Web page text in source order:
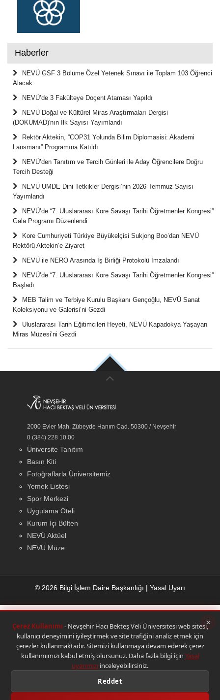
×
Çerez Kullanımı - Nevşehir Hacı Bekteş Veli Üniversitesi web sitesi,
kullanıcı deneyimini iyileştirmek ve site trafiğini analiz etmek için
çerezler kullanmaktadır. Sitemizi kullanmaya devam ederek çerez
kullanımımızı kabul etmiş olursunuz. Daha fazla bilgi için Yasal
uyarımızı inceleyebilirsiniz.
Reddet
Haberler
NEVÜ GSF 3 Bölüme Özel Yetenek Sınavı ile Toplam 103 Öğrenci
Alacak
NEVÜ’de 3 Fakülteye Doçent Ataması Yapıldı
NEVÜ Doğal ve Kültürel Miras Araştırmaları Dergisi
(DOKUMAD)'nın İlk Sayısı Yayımlandı
Rektör Aktekin, “COP31 Yolunda Bilim Diplomasisi: Akademi
Lansmanı” Programına Katıldı
NEVÜ’den Tanıtım ve Tercih Günleri ile Aday Öğrencilere Doğru
Tercih Desteği
NEVÜ UMDE Dini Tetkikler Dergisi’nin 2026 Temmuz Sayısı
Yayımlandı
NEVÜ’de “7. Uluslararası Kore Savaşı Tarihi Öğretmenler Kongresi”
Gala Programı Düzenlendi
Kore Cumhuriyeti Türkiye Büyükelçisi Sukjong Boo’dan NEVÜ
Rektörü Aktekin’e Ziyaret
NEVÜ ile NERO Arasında İş Birliği Protokolü İmzalandı
NEVÜ’de “7. Uluslararası Kore Savaşı Tarihi Öğretmenler Kongresi”
Başladı
MEB Talim ve Terbiye Kurulu Başkanı Gençoğlu, NEVÜ Sanat
Koleksiyonu ve Galerisi’ni Gezdi
Uluslararası Tarih Eğitimcileri Heyeti, NEVÜ Kapadokya Yaşayan
Miras Müzesi’ni Gezdi
2000 Evler Mah. Zübeyde Hanım Cad. 50300 / Nevşehir
0 (384) 228 10 00
Üniversite Tanıtım
Basın Kiti
Fotoğraflarla Üniversitemiz
Yemek Listesi
Spor Merkezi
Uygulama Oteli
Kurum İçi Bülten
NEVÜ Aktüel
NEVU Müze
© 2026 Bilgi İşlem Daire Başkanlığı | Yasal Uyarı